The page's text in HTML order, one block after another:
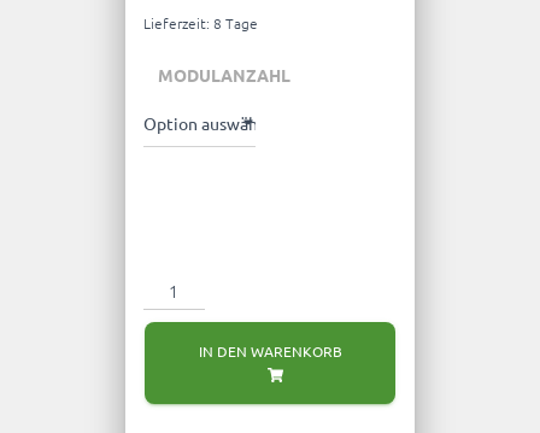
Lieferzeit: 8 Tage
MODULANZAHL
ready2plugin
Growatt
Hybrid-
Solarsystem
IN DEN WARENKORB